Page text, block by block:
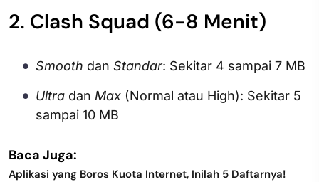
2. Clash Squad (6-8 Menit)
Smooth dan Standar: Sekitar 4 sampai 7 MB
Ultra dan Max (Normal atau High): Sekitar 5
sampai 10 MB
Baca Juga:
Aplikasi yang Boros Kuota Internet, Inilah 5 Daftarnya!